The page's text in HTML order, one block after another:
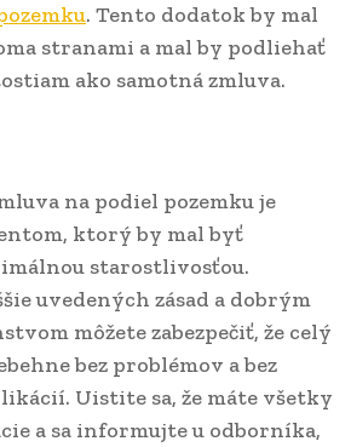
. Tento dodatok by mal
stranami a mal by podliehať
ako samotná zmluva.
na podiel pozemku je
ktorý by mal byť
starostlivosťou.
uvedených zásad a dobrým
môžete zabezpečiť, že celý
bez problémov a bez
Uistite sa, že máte všetky
a sa informujte u odborníka,